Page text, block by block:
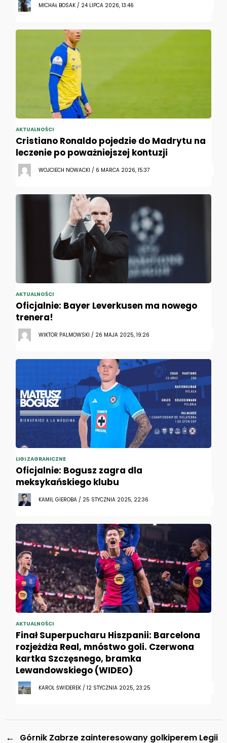
MICHAŁ BOSAK / 24 LIPCA 2026, 13:46
AKTUALNOŚCI
Cristiano Ronaldo pojedzie do Madrytu na
leczenie po poważniejszej kontuzji
WOJCIECH NOWACKI / 6 MARCA 2026, 15:37
AKTUALNOŚCI
Oficjalnie: Bayer Leverkusen ma nowego
trenera!
WIKTOR PALMOWSKI / 26 MAJA 2025, 19:26
LIGI ZAGRANICZNE
Oficjalnie: Bogusz zagra dla
meksykańskiego klubu
KAMIL GIEROBA / 25 STYCZNIA 2025, 22:36
AKTUALNOŚCI
Finał Superpucharu Hiszpanii: Barcelona
rozjeżdża Real, mnóstwo goli. Czerwona
kartka Szczęsnego, bramka
Lewandowskiego (WIDEO)
KAROL ŚWIDEREK / 12 STYCZNIA 2025, 23:25
←
Górnik Zabrze zainteresowany golkiperem Legii